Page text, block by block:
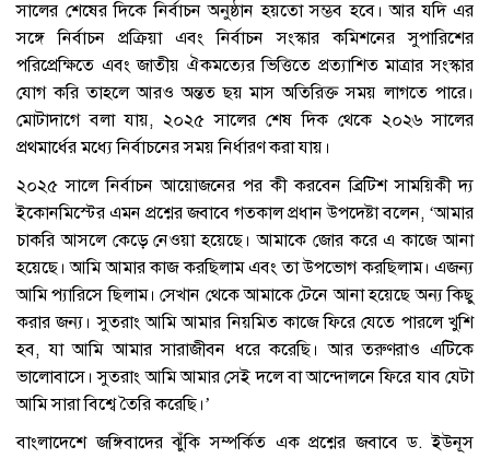
সালের শেষের দিকে নির্বাচন অনুষ্ঠান হয়তো সম্ভব হবে। আর যদি এর
সঙ্গে নির্বাচন প্রক্রিয়া এবং নির্বাচন সংস্কার কমিশনের সুপারিশের
পরিপ্রেক্ষিতে এবং জাতীয় ঐকমত্যের ভিত্তিতে প্রত্যাশিত মাত্রার সংস্কার
যোগ করি তাহলে আরও অন্তত ছয় মাস অতিরিক্ত সময় লাগতে পারে।
মোটাদাগে বলা যায়, ২০২৫ সালের শেষ দিক থেকে ২০২৬ সালের
প্রথমার্ধের মধ্যে নির্বাচনের সময় নির্ধারণ করা যায়।
২০২৫ সালে নির্বাচন আয়োজনের পর কী করবেন ব্রিটিশ সাময়িকী দ্য
ইকোনমিস্টের এমন প্রশ্নের জবাবে গতকাল প্রধান উপদেষ্টা বলেন, ‘আমার
চাকরি আসলে কেড়ে নেওয়া হয়েছে। আমাকে জোর করে এ কাজে আনা
হয়েছে। আমি আমার কাজ করছিলাম এবং তা উপভোগ করছিলাম। এজন্য
আমি প্যারিসে ছিলাম। সেখান থেকে আমাকে টেনে আনা হয়েছে অন্য কিছু
করার জন্য। সুতরাং আমি আমার নিয়মিত কাজে ফিরে যেতে পারলে খুশি
হব, যা আমি আমার সারাজীবন ধরে করেছি। আর তরুণরাও এটিকে
ভালোবাসে। সুতরাং আমি আমার সেই দলে বা আন্দোলনে ফিরে যাব যেটা
আমি সারা বিশ্বে তৈরি করেছি।’
বাংলাদেশে জঙ্গিবাদের ঝুঁকি সম্পর্কিত এক প্রশ্নের জবাবে ড. ইউনূস